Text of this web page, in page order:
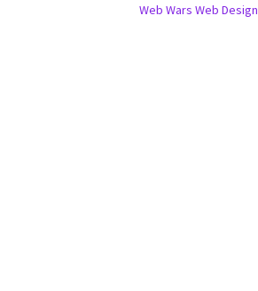
Web Wars Web Design